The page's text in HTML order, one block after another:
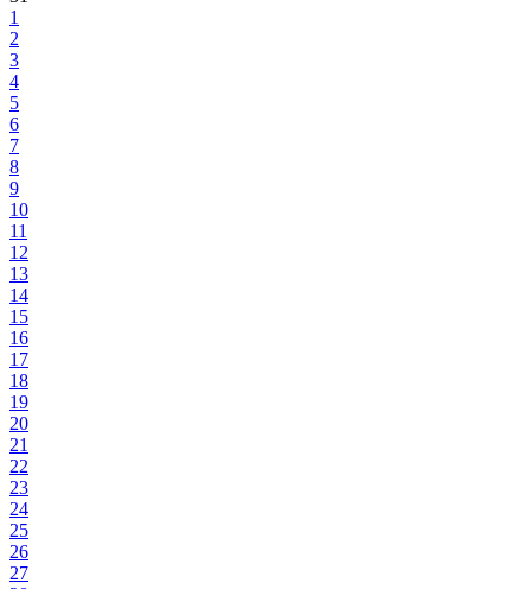
1
2
3
4
5
6
7
8
9
10
11
12
13
14
15
16
17
18
19
20
21
22
23
24
25
26
27